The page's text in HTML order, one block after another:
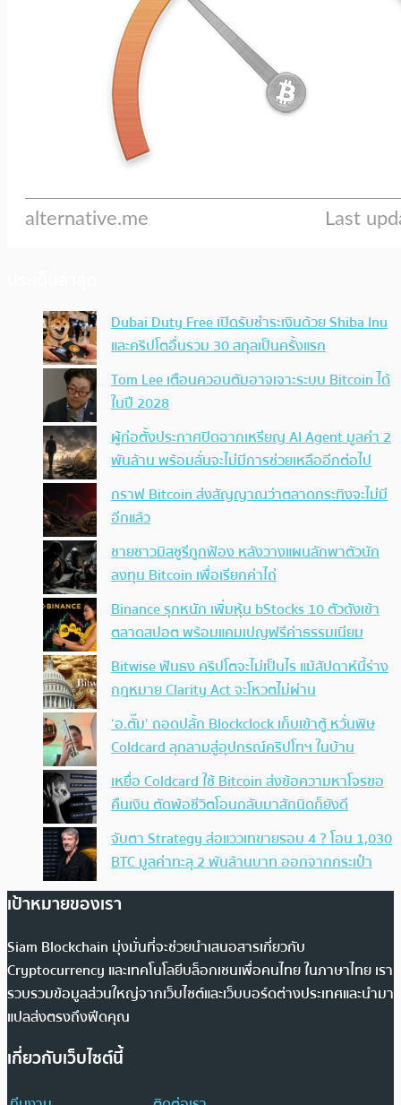
Dubai Duty Free เปิดรับชำระเงินด้วย Shiba Inu
และคริปโตอื่นรวม 30 สกุลเป็นครั้งแรก
Tom Lee เตือนควอนตัมอาจเจาะระบบ Bitcoin ได้
ในปี 2028
ผู้ก่อตั้งประกาศปิดฉากเหรียญ AI Agent มูลค่า 2
พันล้าน พร้อมลั่นจะไม่มีการช่วยเหลืออีกต่อไป
กราฟ Bitcoin ส่งสัญญาณว่าตลาดกระทิงจะไม่มี
อีกแล้ว
ชายชาวมิสซูรีถูกฟ้อง หลังวางแผนลักพาตัวนัก
ลงทุน Bitcoin เพื่อเรียกค่าไถ่
Binance รุกหนัก เพิ่มหุ้น bStocks 10 ตัวดังเข้า
ตลาดสปอต พร้อมแคมเปญฟรีค่าธรรมเนียม
Bitwise ฟันธง คริปโตจะไม่เป็นไร แม้สัปดาห์นี้ร่าง
กฎหมาย Clarity Act จะโหวตไม่ผ่าน
‘อ.ตั๊ม’ ถอดปลั้ก Blockclock เก็บเข้าตู้ หวั่นพิษ
Coldcard ลุกลามสู่อุปกรณ์คริปโทฯ ในบ้าน
เหยื่อ Coldcard ใช้ Bitcoin ส่งข้อความหาโจรขอ
คืนเงิน ตัดพ้อชีวิตโอนกลับมาสักนิดก็ยังดี
จับตา Strategy ส่อแววเทขายรอบ 4 ? โอน 1,030
BTC มูลค่าทะลุ 2 พันล้านบาท ออกจากกระเป๋า
เป้าหมายของเรา
Siam Blockchain มุ่งมั่นที่จะช่วยนำเสนอสารเกี่ยวกับ
Cryptocurrency และเทคโนโลยีบล็อกเชนเพื่อคนไทย ในภาษาไทย เรา
รวบรวมข้อมูลส่วนใหญ่จากเว็บไซต์และเว็บบอร์ดต่างประเทศและนำมา
แปลส่งตรงถึงฟีดคุณ
เกี่ยวกับเว็บไซต์นี้